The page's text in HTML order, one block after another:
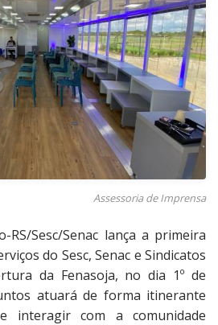
Assessoria de Imprensa
RS/Sesc/Senac lança a primeira
do Sesc, Senac e Sindicatos
da Fenasoja, no dia 1º de
atuará de forma itinerante
interagir com a comunidade